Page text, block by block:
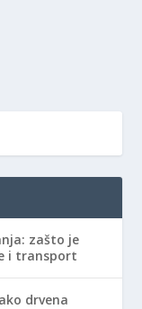
zašto je
i transport
drvena